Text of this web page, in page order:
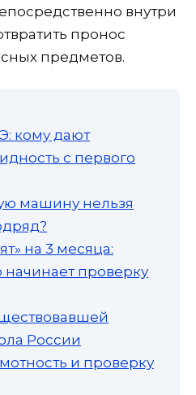
внутри
пронос
предметов.
кому дают
с первого
машину нельзя
на 3 месяца:
проверку
России
и проверку